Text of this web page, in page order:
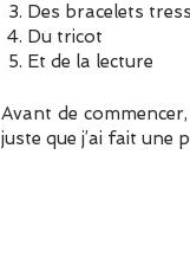
Des bracelets
Du tricot
Et de la lecture
Avant de
juste que j’ai fait une